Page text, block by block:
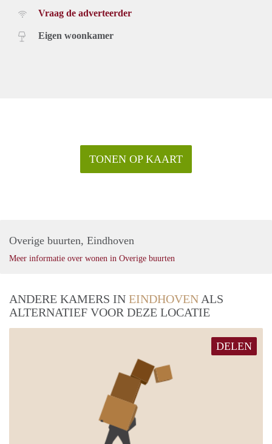
Vraag de adverteerder
Eigen woonkamer
TONEN OP KAART
Overige buurten, Eindhoven
Meer informatie over wonen in Overige buurten
ANDERE KAMERS IN EINDHOVEN ALS
ALTERNATIEF VOOR DEZE LOCATIE
DELEN